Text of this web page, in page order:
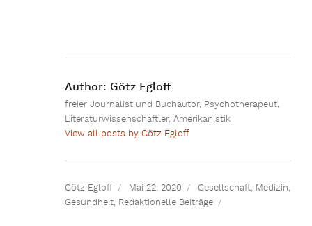
Author: Götz Egloff
freier Journalist und Buchautor, Psychotherapeut,
Literaturwissenschaftler, Amerikanistik
View all posts by Götz Egloff
Götz Egloff Mai 22, 2020 Gesellschaft, Medizin,
Gesundheit, Redaktionelle Beiträge